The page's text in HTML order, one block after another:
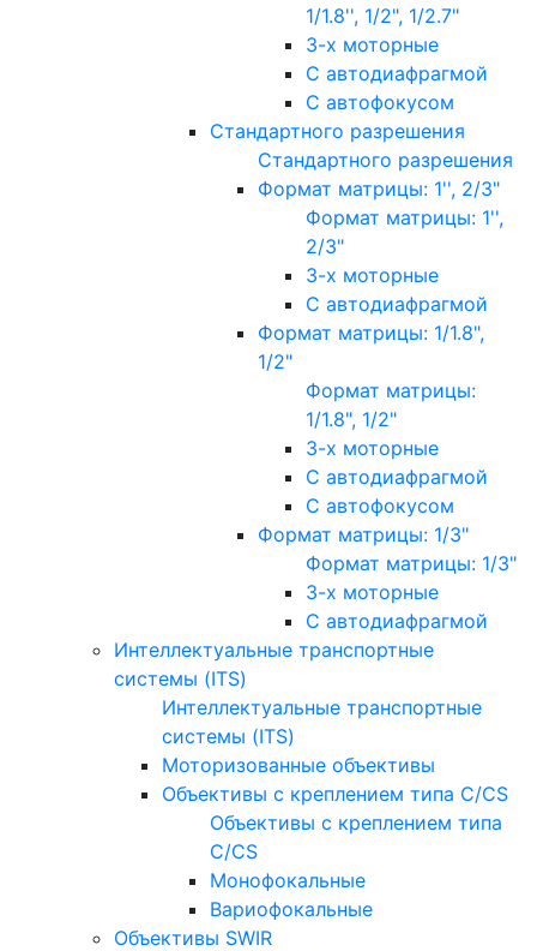
1/1.8'', 1/2", 1/2.7"
3-х моторные
С автодиафрагмой
С автофокусом
Стандартного разрешения
Стандартного разрешения
Формат матрицы: 1'', 2/3"
Формат матрицы: 1'',
2/3"
3-х моторные
С автодиафрагмой
Формат матрицы: 1/1.8",
1/2"
Формат матрицы:
1/1.8", 1/2"
3-х моторные
С автодиафрагмой
С автофокусом
Формат матрицы: 1/3"
Формат матрицы: 1/3"
3-х моторные
С автодиафрагмой
Интеллектуальные транспортные
системы (ITS)
Интеллектуальные транспортные
системы (ITS)
Моторизованные объективы
Объективы с креплением типа C/CS
Объективы с креплением типа
C/CS
Монофокальные
Вариофокальные
Объективы SWIR